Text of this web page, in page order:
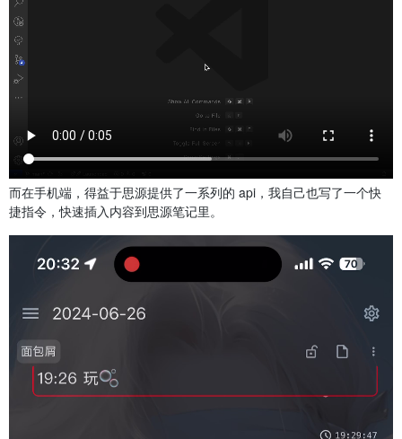
而在手机端，得益于思源提供了一系列的 api，我自己也写了一个快
捷指令，快速插入内容到思源笔记里。